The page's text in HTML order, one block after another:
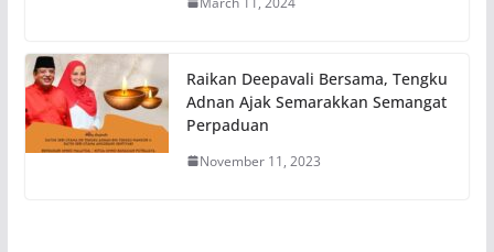
Raikan Deepavali Bersama, Tengku
Adnan Ajak Semarakkan Semangat
Perpaduan
November 11, 2023